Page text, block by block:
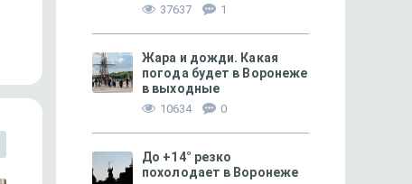
Пошло не по маслу — и жизнь
37637 1
Жара и дожди. Какая
погода будет в Воронеже
в выходные
10634 0
До +14° резко
похолодает в Воронеже